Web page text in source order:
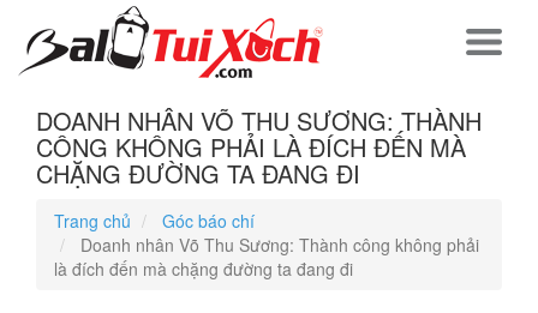
DOANH NHÂN VÕ THU SƯƠNG: THÀNH
CÔNG KHÔNG PHẢI LÀ ĐÍCH ĐẾN MÀ
CHẶNG ĐƯỜNG TA ĐANG ĐI
Trang chủ
Góc báo chí
Doanh nhân Võ Thu Sương: Thành công không phải
là đích đến mà chặng đường ta đang đi